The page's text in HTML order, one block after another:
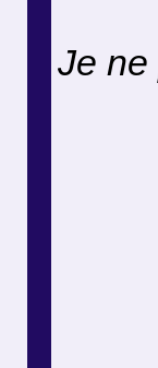
Je ne